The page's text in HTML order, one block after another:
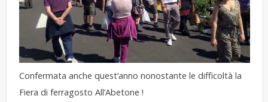
Confermata anche quest’anno nonostante le difficoltà la
Fiera di ferragosto All’Abetone !